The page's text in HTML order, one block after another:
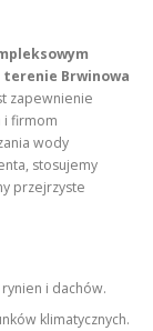
Brwinowa
zapewnienie
i firmom
wody
stosujemy
przejrzyste
i dachów.
klimatycznych.